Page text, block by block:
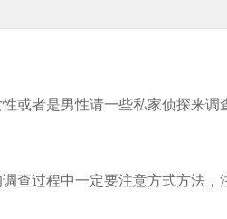
者是男性请一些私家侦探来调
过程中一定要注意方式方法，